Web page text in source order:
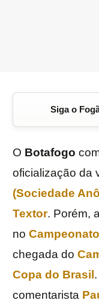
Siga o
O Botafogo
oficialização da
(Sociedade
Textor. Porém,
no
chegada do
Copa do Brasil
comentarista